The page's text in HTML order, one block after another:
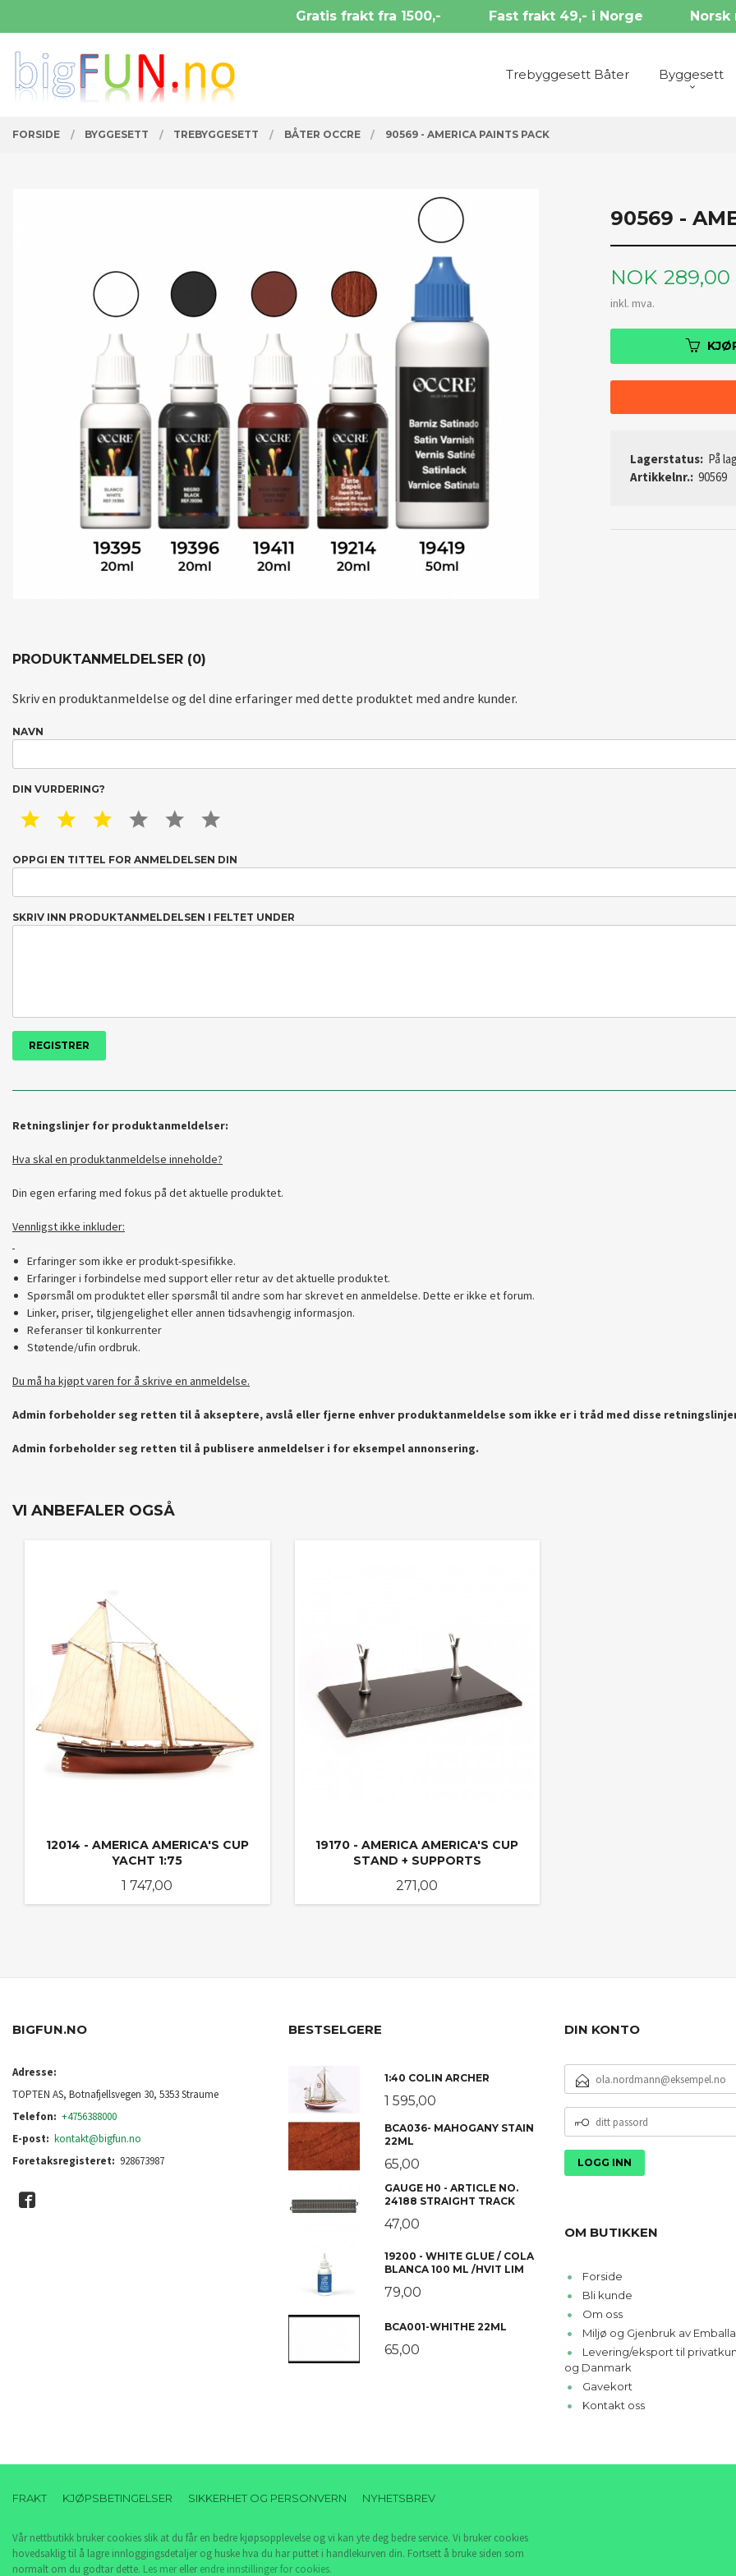
til
innholdet
Gratis frakt fra 1500,- Fast frakt 49,- i Norge
PRODUKTER
Trebyggesett Båter Byggesett
FORSIDE BYGGESETT TREBYGGESETT BÅTER OCCRE 90569 - AMERICA PAINTS PACK
90569 -
Pris
NOK 289,00
inkl. mva.
Lagerstatus: På
Artikkelnr.: 90569
PRODUKTANMELDELSER (0)
Skriv en produktanmeldelse og del dine erfaringer med dette produktet med andre kunder.
NAVN
DIN VURDERING?
1 STAR2 STAR3 STAR4 STAR5 STAR
OPPGI EN TITTEL FOR ANMELDELSEN DIN
SKRIV INN PRODUKTANMELDELSEN I FELTET UNDER
Retningslinjer for produktanmeldelser:
Hva skal en produktanmeldelse inneholde?
Din egen erfaring med fokus på det aktuelle produktet.
Vennligst ikke inkluder:
Erfaringer som ikke er produkt-spesifikke.
Erfaringer i forbindelse med support eller retur av det aktuelle produktet.
Spørsmål om produktet eller spørsmål til andre som har skrevet en anmeldelse. Dette er ikke et forum.
Linker, priser, tilgjengelighet eller annen tidsavhengig informasjon.
Referanser til konkurrenter
Støtende/ufin ordbruk.
Du må ha kjøpt varen for å skrive en anmeldelse.
Admin forbeholder seg retten til å akseptere, avslå eller fjerne enhver produktanmeldelse som ikke er i tråd med disse
Admin forbeholder seg retten til å publisere anmeldelser i for eksempel annonsering.
VI ANBEFALER OGSÅ
12014 - AMERICA AMERICA'S CUP
YACHT 1:75
Pris
1 747,00
19170 - AMERICA AMERICA'S CUP
STAND + SUPPORTS
Pris
271,00
BIGFUN.NO
Adresse:
TOPTEN AS, Botnafjellsvegen 30, 5353 Straume
Telefon: +4756388000
E-post: kontakt@bigfun.no
Foretaksregisteret: 928673987
BESTSELGERE
1:40 COLIN ARCHER
1 595,00
BCA036- MAHOGANY STAIN
22ML
65,00
GAUGE H0 - ARTICLE NO.
24188 STRAIGHT TRACK
47,00
19200 - WHITE GLUE / COLA
BLANCA 100 ML /HVIT LIM
79,00
BCA001-WHITHE 22ML
65,00
DIN KONTO
POSTADRESSE
PASSORD
OM BUTIKKEN
Forside
Bli kunde
Om oss
Miljø og Gjenbruk av
Levering/eksport til
og Danmark
Gavekort
Kontakt oss
FRAKT KJØPSBETINGELSER SIKKERHET OG PERSONVERN NYHETSBREV
Vår nettbutikk bruker cookies slik at du får en bedre kjøpsopplevelse og vi kan yte deg bedre service. Vi bruker cookies
hovedsaklig til å lagre innloggingsdetaljer og huske hva du har puttet i handlekurven din. Fortsett å bruke siden som
normalt om du godtar dette. Les merellerendre innstillinger for cookies.